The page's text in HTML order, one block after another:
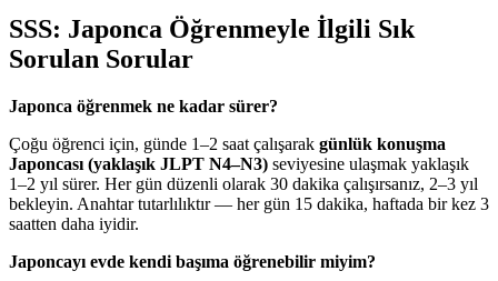
SSS: Japonca Öğrenmeyle İlgili Sık
Sorulan Sorular
Japonca öğrenmek ne kadar sürer?
Çoğu öğrenci için, günde 1–2 saat çalışarak günlük konuşma
Japoncası (yaklaşık JLPT N4–N3) seviyesine ulaşmak yaklaşık
1–2 yıl sürer. Her gün düzenli olarak 30 dakika çalışırsanız, 2–3 yıl
bekleyin. Anahtar tutarlılıktır — her gün 15 dakika, haftada bir kez 3
saatten daha iyidir.
Japoncayı evde kendi başıma öğrenebilir miyim?